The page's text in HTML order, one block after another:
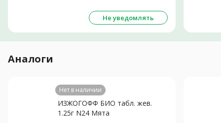
Не уведомлять
Аналоги
Нет в наличии
ИЗЖОГОФФ БИО табл. жев.
1.25г N24 Мята